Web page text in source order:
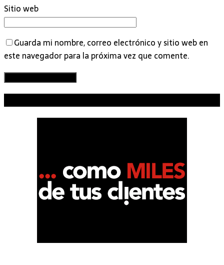
Sitio web
Guarda mi nombre, correo electrónico y sitio web en
este navegador para la próxima vez que comente.